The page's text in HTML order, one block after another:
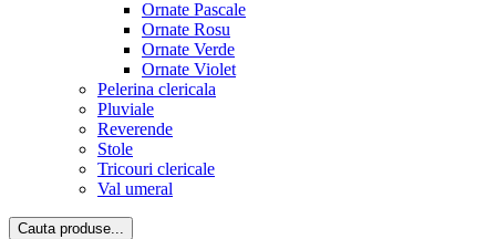
Ornate Pascale
Ornate Rosu
Ornate Verde
Ornate Violet
Pelerina clericala
Pluviale
Reverende
Stole
Tricouri clericale
Val umeral
Cauta produse...